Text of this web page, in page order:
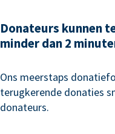
Donateurs kunnen
minder dan 2
Ons meerstaps
terugkerende donaties
donateurs.